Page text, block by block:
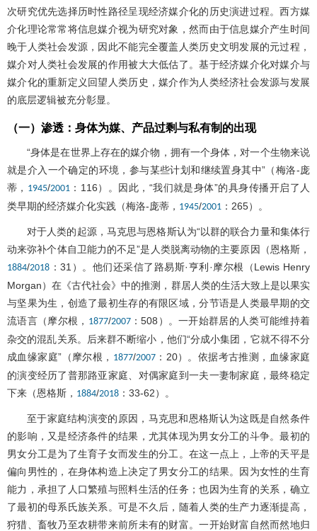
次研究优先选择历时性路径呈现经济媒介化的历史演进过程。西方媒
介化理论常常将信息媒介视为研究对象，然而由于信息媒介产生时间
晚于人类社会发源，因此不能完全覆盖人类历史文明发展的元过程，
媒介对人类社会发展的作用被大大低估了。基于经济媒介化对媒介与
媒介化的重新定义回望人类历史，媒介作为人类经济社会发源与发展
的底层逻辑被充分彰显。
（一）渗透：身体为媒、产品过剩与私有制的出现
“身体是在世界上存在的媒介物，拥有一个身体，对一个生物来说
就是介入一个确定的环境，参与某些计划和继续置身其中”（梅洛-庞
蒂， 1945/2001 ：116）。因此，“我们就是身体”的具身传播开启了人
类早期的经济媒介化实践（梅洛-庞蒂， 1945/2001 ：265）。
对于人类的起源，马克思与恩格斯认为“以群的联合力量和集体行
动来弥补个体自卫能力的不足”是人类脱离动物的主要原因（恩格斯，
1884/2018 ：31）。他们还采信了路易斯·亨利·摩尔根（Lewis Henry
Morgan）在《古代社会》中的推测，群居人类的生活大致上是以果实
与坚果为生，创造了最初生存的有限区域，分节语是人类最早期的交
流语言（摩尔根， 1877/2007：508）。一开始群居的人类可能维持着
杂交的混乱关系。后来群不断缩小，他们“分成小集团，它就不得不分
成血缘家庭”（摩尔根， 1877/2007：20）。依据考古推测，血缘家庭
的演变经历了普那路亚家庭、对偶家庭到一夫一妻制家庭，最终稳定
下来（恩格斯， 1884/2018 ：33-62）。
至于家庭结构演变的原因，马克思和恩格斯认为这既是自然条件
的影响，又是经济条件的结果，尤其体现为男女分工的斗争。最初的
男女分工是为了生育子女而发生的分工。在这一点上，上帝的天平是
偏向男性的，在身体构造上决定了男女分工的结果。因为女性的生育
能力，承担了人口繁殖与照料生活的任务；也因为生育的关系，确立
了最初的母系氏族关系。可是不久后，随着人类的生产力逐渐提高，
狩猎、畜牧乃至农耕带来前所未有的财富。一开始财富自然而然地归